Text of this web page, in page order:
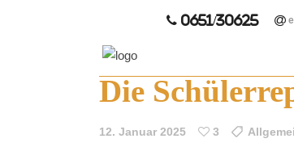
0651/30625
Die
12. Januar 2025 3